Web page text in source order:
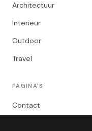
Architectuur
Interieur
Outdoor
Travel
PAGINA'S
Contact